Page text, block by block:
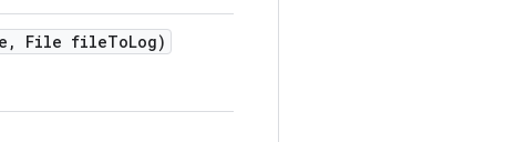
, File fileToLog)